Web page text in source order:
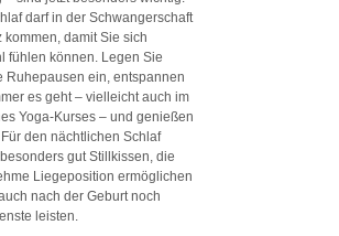
darf in der Schwangerschaft
kommen, damit Sie sich
fühlen können. Legen Sie
Ruhepausen ein, entspannen
es geht – vielleicht auch im
Yoga-Kurses – und genießen
den nächtlichen Schlaf
gut Stillkissen, die
Liegeposition ermöglichen
nach der Geburt noch
leisten.